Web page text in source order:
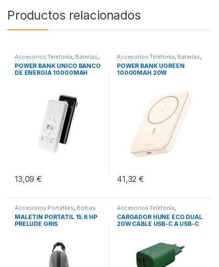
Productos relacionados
Accesorios Telefonía, Baterías,
Movilidad
POWER BANK UNICO BANCO
DE ENERGIA 10000MAH
13,09€
Accesorios Telefonía, Baterías,
Movilidad
POWER BANK UGREEN
10000MAH 20W
41,32€
Accesorios Portátiles, Bolsas
Transporte Portátiles, Movilidad
MALETIN PORTATIL 15.6 HP
PRELUDE GRIS
Accesorios Telefonía,
Cargadores Smartphones,
Movilidad
CARGADOR HUNE ECO DUAL
20W CABLE USB-C A USB-C